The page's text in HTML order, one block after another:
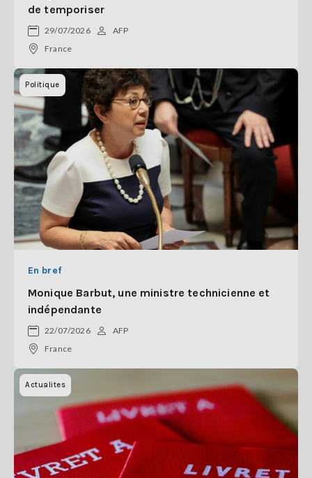
de temporiser
29/07/2026
AFP
France
Politique
En bref
Monique Barbut, une ministre technicienne et
indépendante
22/07/2026
AFP
France
Actualites